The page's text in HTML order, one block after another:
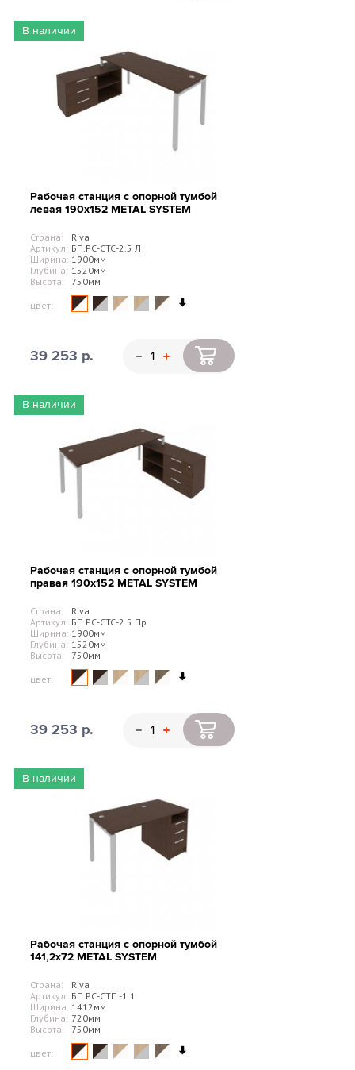
В наличии
Рабочая станция с опорной тумбой
левая 190х152 METAL SYSTEM
Страна:
Riva
Артикул: БП.РС-СТС-2.5 Л
Ширина: 1900мм
Глубина: 1520мм
Высота:
750мм
цвет:
39 253 р.
В наличии
Рабочая станция с опорной тумбой
правая 190х152 METAL SYSTEM
Страна:
Riva
Артикул: БП.РС-СТС-2.5 Пр
Ширина: 1900мм
Глубина: 1520мм
Высота:
750мм
цвет:
39 253 р.
В наличии
Рабочая станция с опорной тумбой
141,2х72 METAL SYSTEM
Страна:
Riva
Артикул: БП.РС-СТП -1.1
Ширина: 1412мм
Глубина: 720мм
Высота:
750мм
цвет: